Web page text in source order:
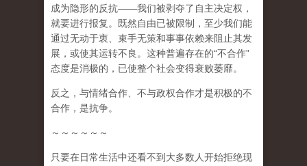
成为隐形的反抗——我们被剥夺了自主决定权，
就要进行报复。既然自由已被限制，至少我们能
通过无动于衷、束手无策和事事依赖来阻止其发
展，或使其运转不良。这种普遍存在的“不合作”
态度是消极的，已使整个社会变得衰败萎靡。
反之，与情绪合作、不与政权合作才是积极的不
合作，是抗争。
～～～～～～
只要在日常生活中还看不到大多数人开始拒绝现